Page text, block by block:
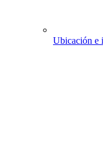
Ubicación e